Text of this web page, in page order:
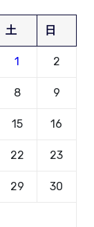
土 日
1 2
8 9
15 16
22 23
29 30